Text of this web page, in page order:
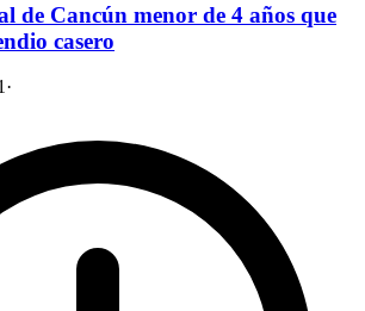
de Cancún menor de 4 años que
casero
·